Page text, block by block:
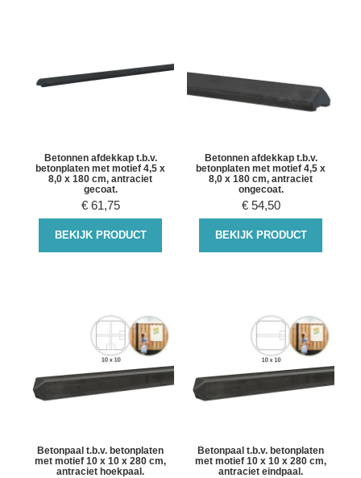
Betonnen afdekkap t.b.v.
betonplaten met motief 4,5 x
8,0 x 180 cm, antraciet
gecoat.
€ 61,75
BEKIJK PRODUCT
Betonnen afdekkap t.b.v.
betonplaten met motief 4,5 x
8,0 x 180 cm, antraciet
ongecoat.
€ 54,50
BEKIJK PRODUCT
Betonpaal t.b.v. betonplaten
met motief 10 x 10 x 280 cm,
antraciet hoekpaal.
Betonpaal t.b.v. betonplaten
met motief 10 x 10 x 280 cm,
antraciet eindpaal.